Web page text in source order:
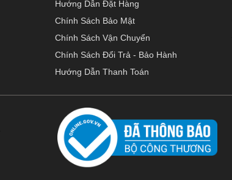
Hướng Dẫn Đặt Hàng
Chính Sách Bảo Mật
Chính Sách Vận Chuyển
Chính Sách Đổi Trả - Bảo Hành
Hướng Dẫn Thanh Toán